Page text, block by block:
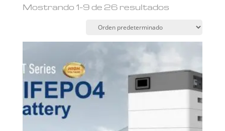
Mostrando 1–9 de 26 resultados